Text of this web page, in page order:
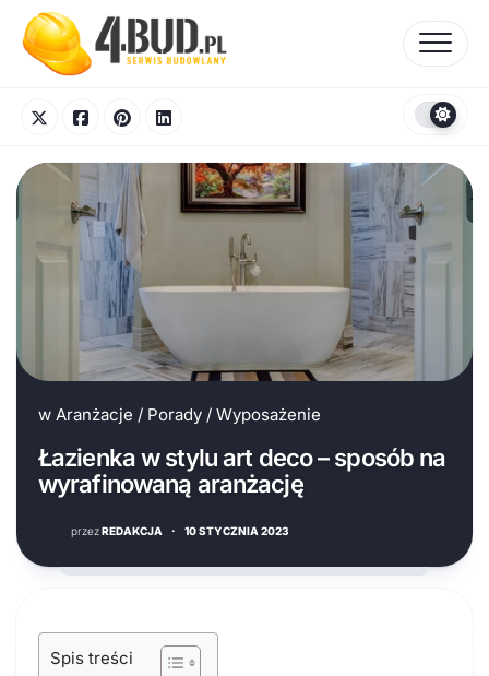
content
w Aranżacje / Porady / Wyposażenie
Łazienka w stylu art deco – sposób na
wyrafinowaną aranżację
przezREDAKCJA · 10 STYCZNIA 2023
Spis treści